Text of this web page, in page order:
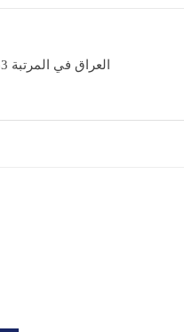
العراق في المرتبة 163 في مؤشر حرية الصحافة العالمي 2021